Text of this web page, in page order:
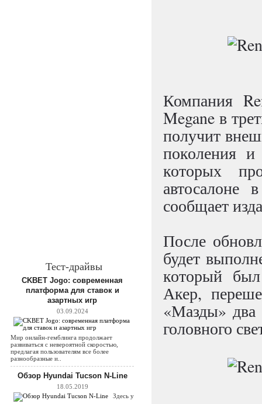
Тест-драйвы
CKBET Jogo: современная
платформа для ставок и
азартных игр
03.09.2024
Мир онлайн-гемблинга продолжает
развиваться с невероятной скоростью,
предлагая пользователям все более
разнообразные и..
Обзор Hyundai Tucson N-Line
18.05.2019
Здесь у
Компания
Megane в
получит
поколения и
которых
автосалоне
сообщает
После
будет
который
Акер,
«Мазды» два
головного